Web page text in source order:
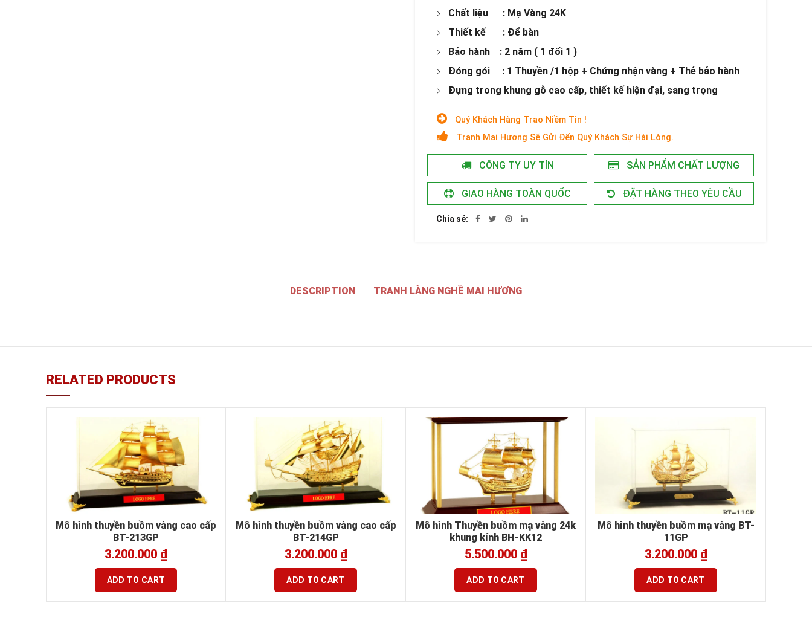
Chất liệu : Mạ Vàng 24K
Thiết kế : Để bàn
Bảo hành : 2 năm ( 1 đổi 1 )
Đóng gói : 1 Thuyền /1 hộp + Chứng nhận vàng + Thẻ bảo hành
Đựng trong khung gỗ cao cấp, thiết kế hiện đại, sang trọng
Quý Khách Hàng Trao Niềm Tin !
Tranh Mai Hương Sẽ Gửi Đến Quý Khách Sự Hài Lòng.
CÔNG TY UY TÍN SẢN PHẨM CHẤT LƯỢNG
GIAO HÀNG TOÀN QUỐC ĐẶT HÀNG THEO YÊU CẦU
Chia sẻ
DESCRIPTION TRANH LÀNG NGHỀ MAI HƯƠNG
RELATED PRODUCTS
Mô hình thuyền buồm vàng cao cấp
BT-213GP
3.200.000 ₫
ADD TO CART
Mô hình thuyền buồm vàng cao cấp
BT-214GP
3.200.000 ₫
ADD TO CART
Mô hình Thuyền buồm mạ vàng 24k
khung kính BH-KK12
5.500.000 ₫
ADD TO CART
Mô hình thuyền buồm mạ vàng BT-
11GP
3.200.000 ₫
ADD TO CART